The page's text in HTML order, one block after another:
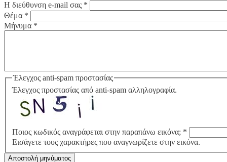
Η διεύθυνση e-mail σας *
Θέμα *
Μήνυμα *
Έλεγχος anti-spam προστασίας
Έλεγχος προστασίας από anti-spam αλληλογραφία.
Ποιος κωδικός αναγράφεται στην παραπάνω εικόνα; *
Εισάγετε τους χαρακτήρες που αναγνωρίζετε στην εικόνα.